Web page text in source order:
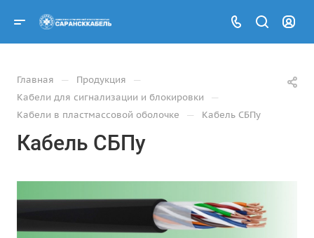
Главная — Продукция —
Кабели для сигнализации и блокировки —
Кабели в пластмассовой оболочке — Кабель СБПу
Кабель СБПу